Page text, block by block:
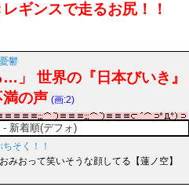
ギンスで走るお尻！！
鬱
」 世界の『日本びいき』
の声 (画:2)
- 新着順(デフォ)
そく！！
みおって笑いそうな顔してる【蓮ノ空】